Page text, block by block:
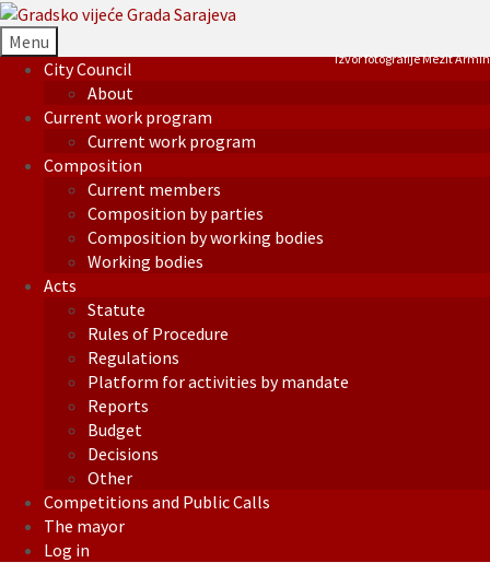
Menu
City Council
About
Current work program
Current work program
Composition
Current members
Composition by parties
Composition by working bodies
Working bodies
Acts
Statute
Rules of Procedure
Regulations
Platform for activities by mandate
Reports
Budget
Decisions
Other
Competitions and Public Calls
The mayor
Log in
Izvor fotografije Mezit Armin